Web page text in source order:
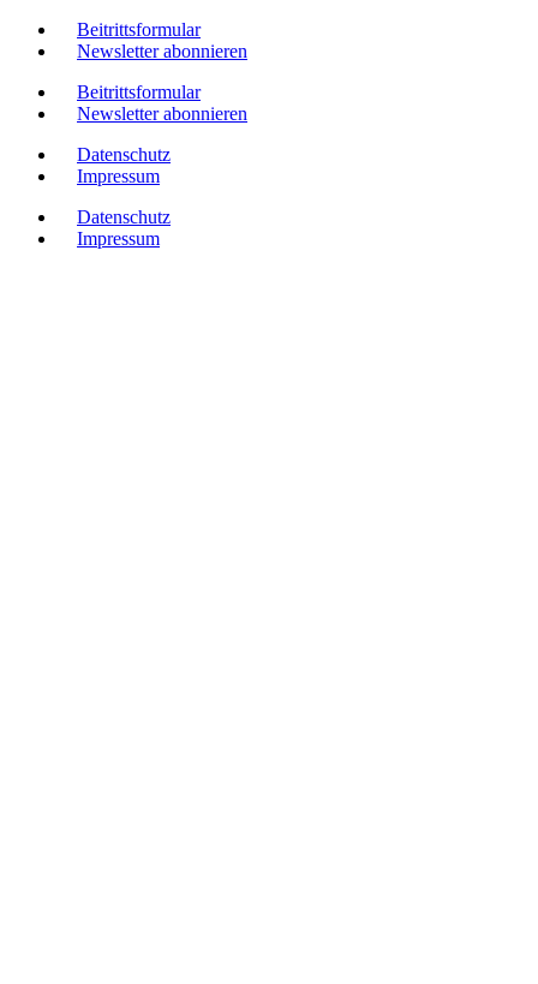
Beitrittsformular
Newsletter abonnieren
Beitrittsformular
Newsletter abonnieren
Datenschutz
Impressum
Datenschutz
Impressum